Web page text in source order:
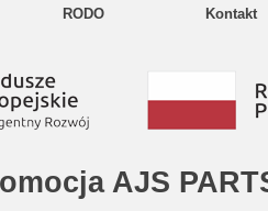
RODO Kontakt
AJS